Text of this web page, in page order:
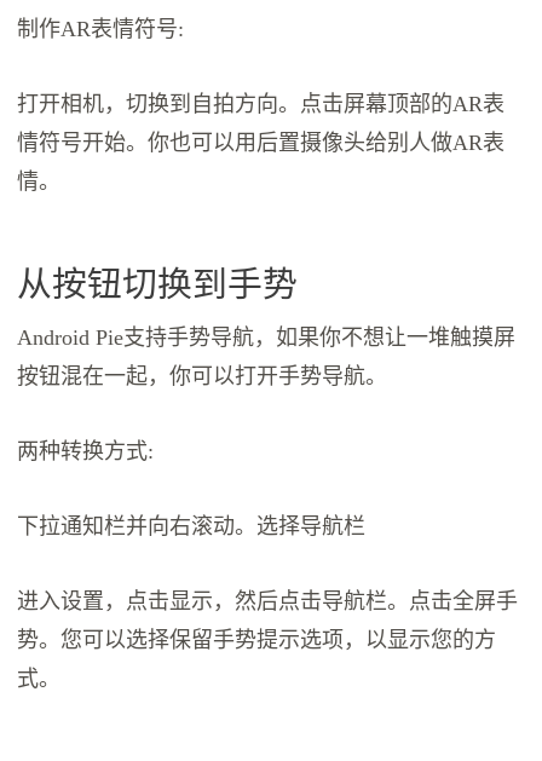
制作AR表情符号:
打开相机，切换到自拍方向。点击屏幕顶部的AR表
情符号开始。你也可以用后置摄像头给别人做AR表
情。
从按钮切换到手势
Android Pie支持手势导航，如果你不想让一堆触摸屏
按钮混在一起，你可以打开手势导航。
两种转换方式:
下拉通知栏并向右滚动。选择导航栏
进入设置，点击显示，然后点击导航栏。点击全屏手
势。您可以选择保留手势提示选项，以显示您的方
式。